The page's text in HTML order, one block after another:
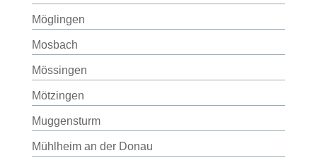
Möglingen
Mosbach
Mössingen
Mötzingen
Muggensturm
Mühlheim an der Donau